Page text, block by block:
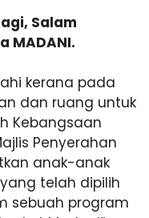
Salam
MADANI.
kerana pada
dan ruang untuk
Kebangsaan
Penyerahan
anak-anak
telah dipilih
sebuah program